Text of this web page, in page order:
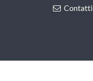
Contatti